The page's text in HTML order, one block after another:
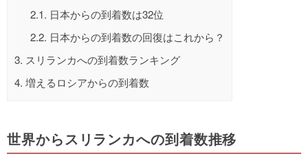
2.1. 日本からの到着数は32位
2.2. 日本からの到着数の回復はこれから？
3. スリランカへの到着数ランキング
4. 増えるロシアからの到着数
世界からスリランカへの到着数推移